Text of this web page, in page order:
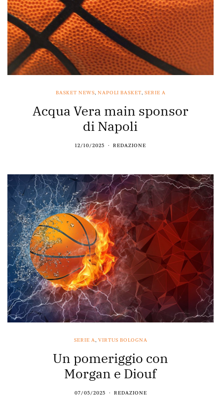
BASKET NEWS, NAPOLI BASKET, SERIE A
Acqua Vera main sponsor
di Napoli
12/10/2025 REDAZIONE
SERIE A, VIRTUS BOLOGNA
Un pomeriggio con
Morgan e Diouf
07/05/2025 REDAZIONE